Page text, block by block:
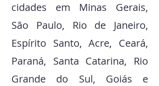
cidades em Minas Gerais,
São Paulo, Rio de Janeiro,
Espírito Santo, Acre, Ceará,
Paraná, Santa Catarina, Rio
Grande do Sul, Goiás e